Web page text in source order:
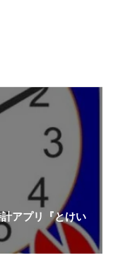
アプリ『とけい